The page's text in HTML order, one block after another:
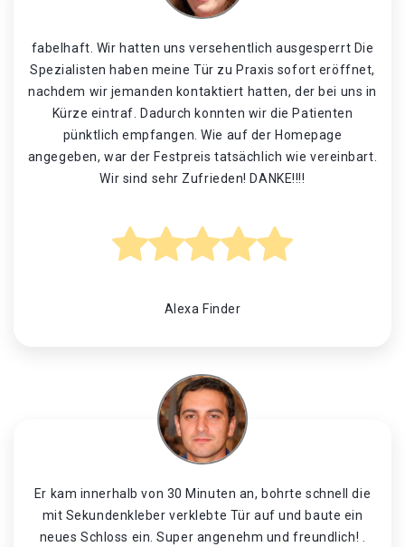
fabelhaft. Wir hatten uns versehentlich ausgesperrt Die
Spezialisten haben meine Tür zu Praxis sofort eröffnet,
nachdem wir jemanden kontaktiert hatten, der bei uns in
Kürze eintraf. Dadurch konnten wir die Patienten
pünktlich empfangen. Wie auf der Homepage
angegeben, war der Festpreis tatsächlich wie vereinbart.
Wir sind sehr Zufrieden! DANKE!!!!
Alexa Finder
Er kam innerhalb von 30 Minuten an, bohrte schnell die
mit Sekundenkleber verklebte Tür auf und baute ein
neues Schloss ein. Super angenehm und freundlich! .